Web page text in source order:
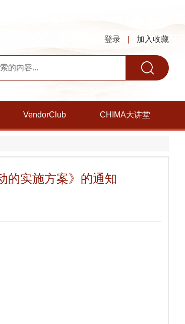
登录 加入收藏
VendorClub CHIMA大讲堂
的实施方案》的通知